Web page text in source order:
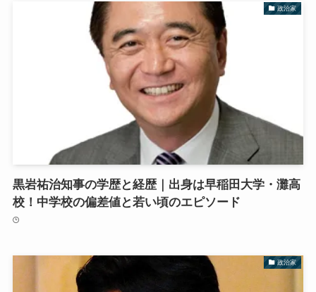
政治家
黒岩祐治知事の学歴と経歴｜出身は早稲田大学・灘高
校！中学校の偏差値と若い頃のエピソード
政治家